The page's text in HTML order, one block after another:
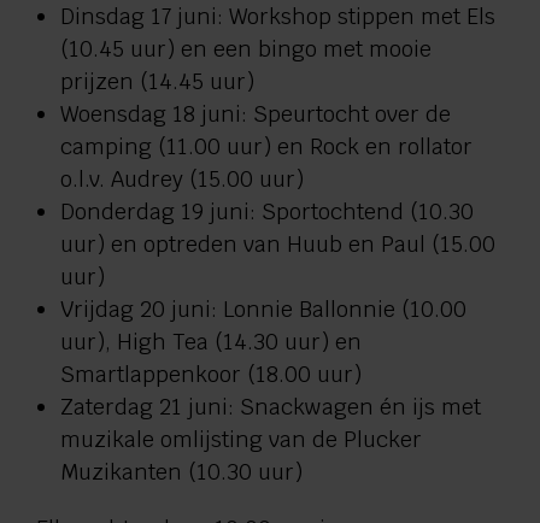
Dinsdag 17 juni: Workshop stippen met Els
(10.45 uur) en een bingo met mooie
prijzen (14.45 uur)
Woensdag 18 juni: Speurtocht over de
camping (11.00 uur) en Rock en rollator
o.l.v. Audrey (15.00 uur)
Donderdag 19 juni: Sportochtend (10.30
uur) en optreden van Huub en Paul (15.00
uur)
Vrijdag 20 juni: Lonnie Ballonnie (10.00
uur), High Tea (14.30 uur) en
Smartlappenkoor (18.00 uur)
Zaterdag 21 juni: Snackwagen én ijs met
muzikale omlijsting van de Plucker
Muzikanten (10.30 uur)